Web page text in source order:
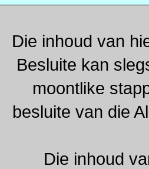
Die inhoud van
Besluite kan
moontlike
besluite van die
Die inhoud